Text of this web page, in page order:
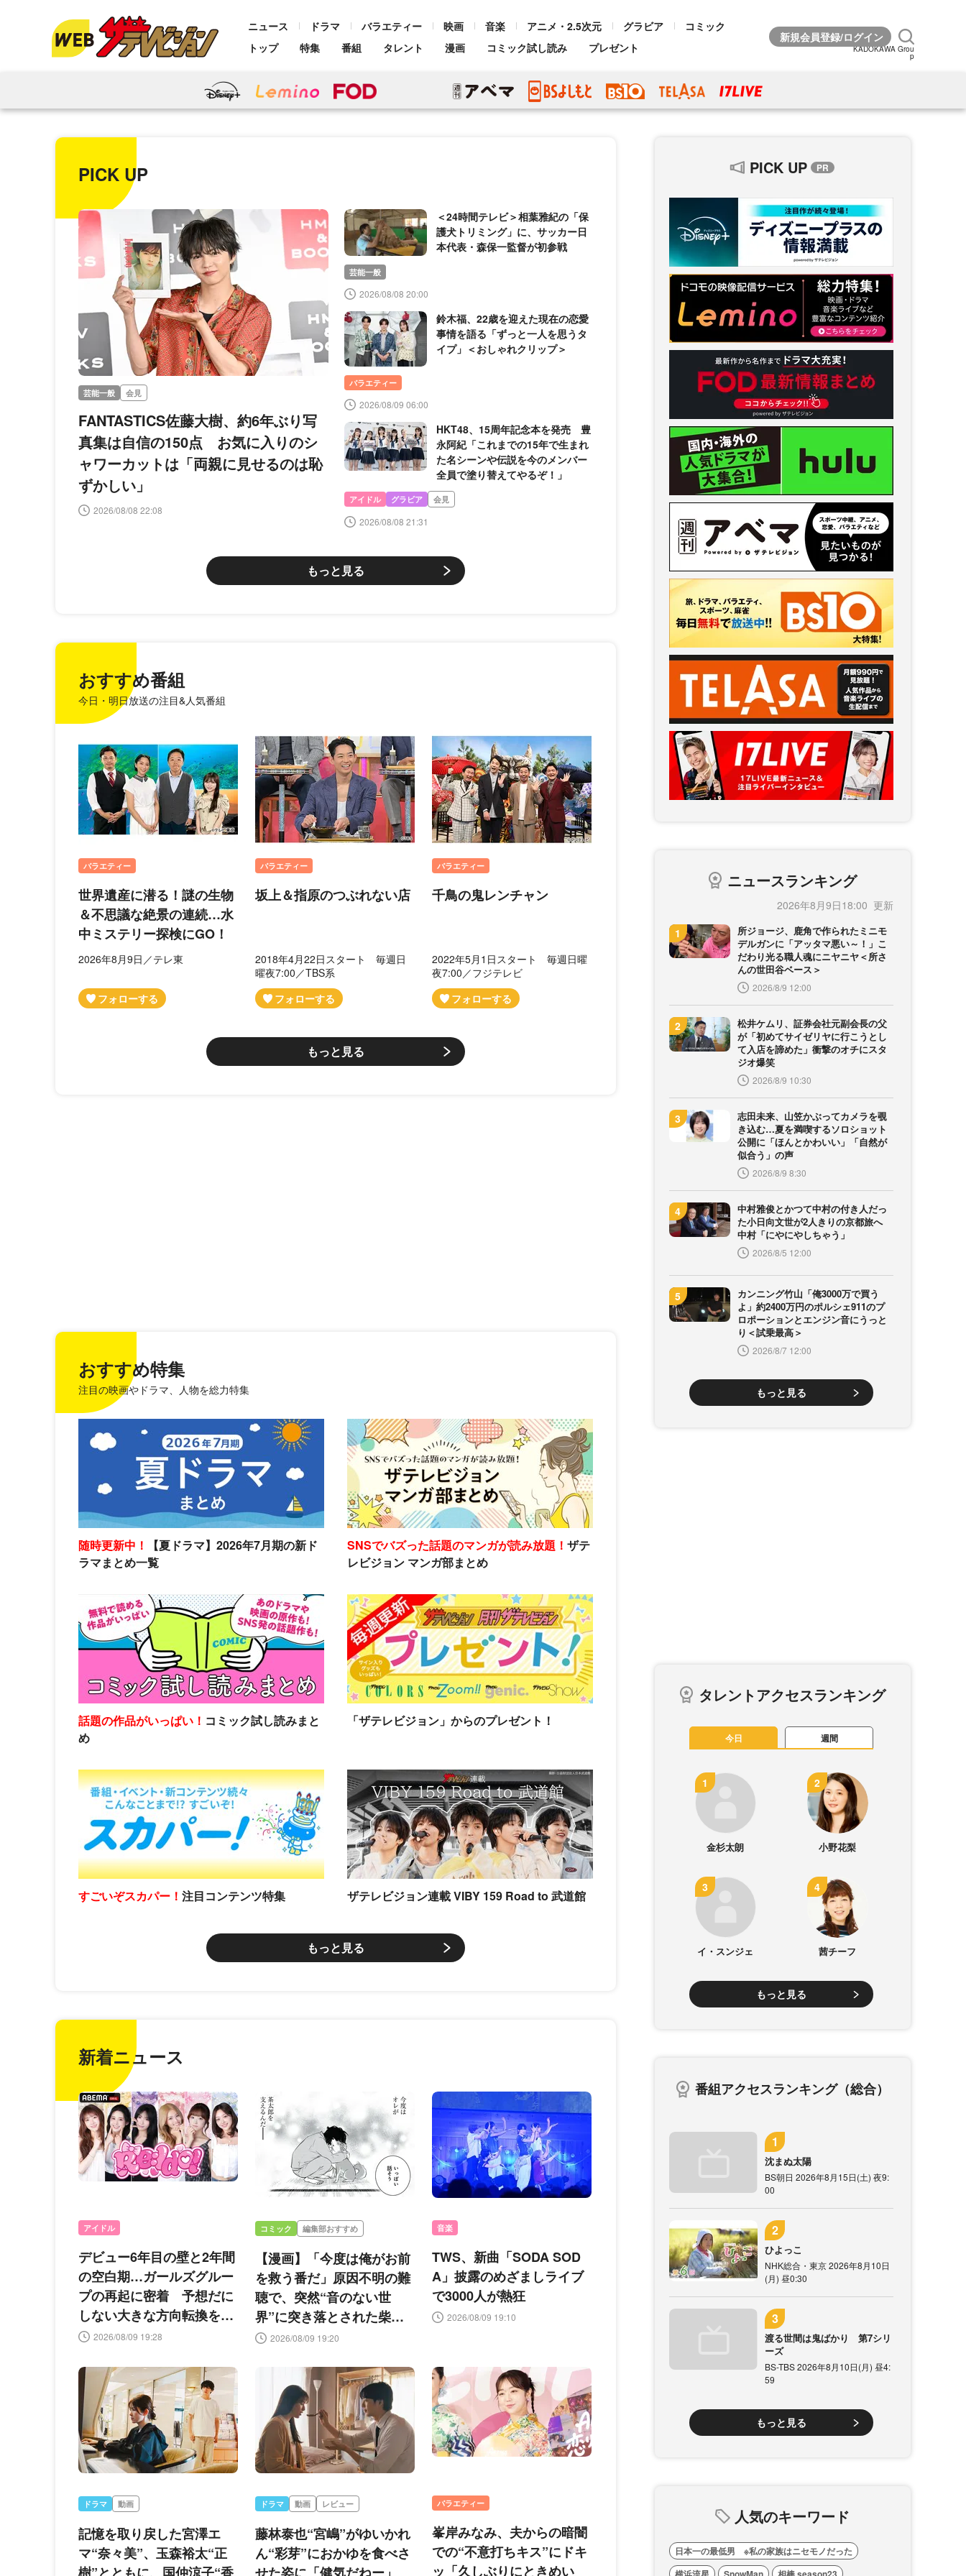
ニュース ドラマ バラエティー 映画 音楽 アニメ・2.5次元 グラビア
コミック
トップ
特集 番組 タレント 漫画 コミック試し読み プレゼント KADOKAWA Grou
p
PICK UP
芸能一般 会見
FANTASTICS佐藤大樹、約6年ぶり写
真集は自信の150点 お気に入りのシ
ャワーカットは「両親に見せるのは恥
ずかしい」
2026/08/08 22:08
＜24時間テレビ＞相葉雅紀の「保
護犬トリミング」に、サッカー日
本代表・森保一監督が初参戦
芸能一般
2026/08/08 20:00
鈴木福、22歳を迎えた現在の恋愛
事情を語る「ずっと一人を思うタ
イプ」＜おしゃれクリップ＞
バラエティー
2026/08/09 06:00
HKT48、15周年記念本を発売 豊
永阿紀「これまでの15年で生まれ
た名シーンや伝説を今のメンバー
全員で塗り替えてやるぞ！」
アイドル グラビア 会見
2026/08/08 21:31
もっと見る
おすすめ番組
今日・明日放送の注目&人気番組
バラエティー
世界遺産に潜る！謎の生物
＆不思議な絶景の連続…水
中ミステリー探検にGO！
2026年8月9日／テレ東
バラエティー
坂上＆指原のつぶれない店
2018年4月22日スタート 毎週日
曜夜7:00／TBS系
バラエティー
千鳥の鬼レンチャン
2022年5月1日スタート 毎週日曜
夜7:00／フジテレビ
もっと見る
おすすめ特集
注目の映画やドラマ、人物を総力特集
随時更新中！
【夏ドラマ】2026年7月期の新ド
ラマまとめ一覧
SNSでバズった話題のマンガが読み放題！ ザテ
レビジョン マンガ部まとめ
話題の作品がいっぱい！ コミック試し読みまと
め
「ザテレビジョン」からのプレゼント！
すごいぞスカパー！ 注目コンテンツ特集 ザテレビジョン連載 VIBY 159 Road to 武道館
もっと見る
新着ニュース
アイドル
デビュー6年目の壁と2年間
の空白期…ガールズグルー
プの再起に密着 予想だに
しない大きな方向転換を迫
られる＜Re:Idol＞
2026/08/09 19:28
コミック 編集部おすすめ
【漫画】「今度は俺がお前
を救う番だ」原因不明の難
聴で、突然“音のない世
界”に突き落とされた柴
犬。売れない漫画家が下し
2026/08/09 19:20
音楽
TWS、新曲「SODA SOD
A」披露のめざましライブ
で3000人が熱狂
2026/08/09 19:10
ドラマ 動画
記憶を取り戻した宮澤エ
マ“奈々美”、玉森裕太“正
ドラマ 動画 レビュー
藤林泰也“宮嶋”がゆいかれ
ん“彩芽”におかゆを食べさ
バラエティー
峯岸みなみ、夫からの暗闇
での“不意打ちキス”にドキ
ッ「久しぶりにときめい
PICK UP
ニュースランキング
2026年8月9日18:00
所ジョージ、鹿角で作られたミニモ
デルガンに「アッタマ悪い～！」こ
だわり光る職人魂にニヤニヤ＜所さ
んの世田谷ベース＞
2026/8/9 12:00
松井ケムリ、証券会社元副会長の父
が「初めてサイゼリヤに行こうとし
て入店を諦めた」衝撃のオチにスタ
ジオ爆笑
2026/8/9 10:30
志田未来、山笠かぶってカメラを覗
き込む…夏を満喫するソロショット
公開に「ほんとかわいい」「自然が
似合う」の声
2026/8/9 8:30
中村雅俊とかつて中村の付き人だっ
た小日向文世が2人きりの京都旅へ
中村「にやにやしちゃう」
2026/8/5 12:00
カンニング竹山「俺3000万で買う
よ」約2400万円のポルシェ911のプ
ロポーションとエンジン音にうっと
り＜試乗最高＞
2026/8/7 12:00
もっと見る
タレントアクセスランキング
今日 週間
金杉太朗 小野花梨
イ・スンジェ 茜チーフ
もっと見る
番組アクセスランキング（総合）
沈まぬ太陽
BS朝日 2026年8月15日(土) 夜9:
00
ひよっこ
NHK総合・東京 2026年8月10日
(月) 昼0:30
渡る世間は鬼ばかり 第7シリ
ーズ
BS-TBS 2026年8月10日(月) 昼4:
59
もっと見る
人気のキーワード
日本一の最低男 ※私の家族はニセモノだった